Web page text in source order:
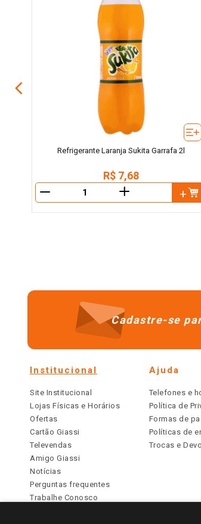
Refrigerante Laranja Sukita Garrafa 2l
R$ 7,68
＋
Cadastre-se
Institucional
Site Institucional
Lojas Físicas e Horários
Ofertas
Cartão Giassi
Televendas
Amigo Giassi
Notícias
Perguntas frequentes
Trabalhe Conosco
Ajuda
Telefones e
Política de
Formas de
Políticas de
Trocas e